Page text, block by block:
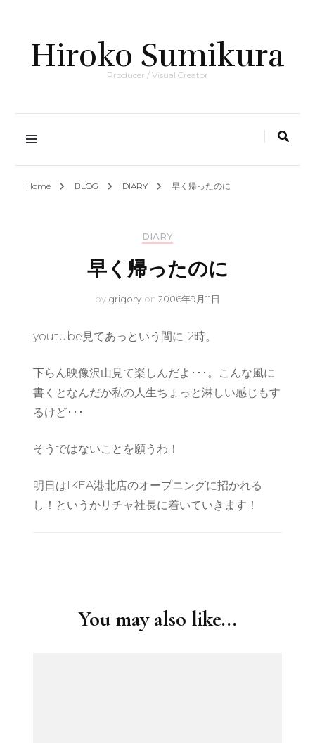
Hiroko Sumikura
Producer / Visual Creator
Home BLOG DIARY 早く帰ったのに
DIARY
早く帰ったのに
by grigory on 2006年9月11日
youtube見てあっという間に12時。
下らん映像沢山見て楽しんだよ･･･。こんな風に
書くとなんだか私の人生ちょっと淋しい感じもす
るけど･･･
そうではないことを願うわ！
明日はIKEA港北店のオープニングに招かれる
し！というかリチャ社長に着いていきます！
You may also like...